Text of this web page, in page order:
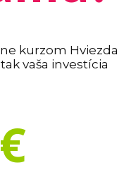
kurzom Hviezda
vaša investícia